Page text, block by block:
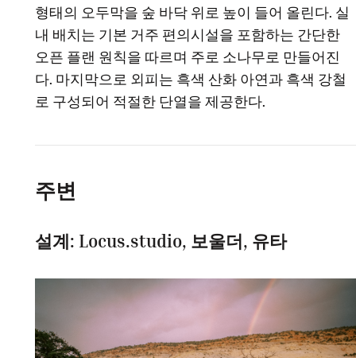
형태의 오두막을 숲 바닥 위로 높이 들어 올린다. 실
내 배치는 기본 거주 편의시설을 포함하는 간단한
오픈 플랜 원칙을 따르며 주로 소나무로 만들어진
다. 마지막으로 외피는 흑색 산화 아연과 흑색 강철
로 구성되어 적절한 단열을 제공한다.
주변
설계: Locus.studio, 보울더, 유타